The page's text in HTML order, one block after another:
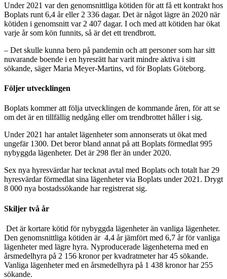
Under 2021 var den genomsnittliga kötiden för att få ett kontrakt hos
Boplats runt 6,4 år eller 2 336 dagar. Det är något lägre än 2020 när
kötiden i genomsnitt var 2 407 dagar. I och med att kötiden har ökat
varje år som kön funnits, så är det ett trendbrott.
– Det skulle kunna bero på pandemin och att personer som har sitt
nuvarande boende i en hyresrätt har varit mindre aktiva i sitt
sökande, säger Maria Meyer-Martins, vd för Boplats Göteborg.
Följer utvecklingen
Boplats kommer att följa utvecklingen de kommande åren, för att se
om det är en tillfällig nedgång eller om trendbrottet håller i sig.
Under 2021 har antalet lägenheter som annonserats ut ökat med
ungefär 1300. Det beror bland annat på att Boplats förmedlat 995
nybyggda lägenheter. Det är 298 fler än under 2020.
Sex nya hyresvärdar har tecknat avtal med Boplats och totalt har 29
hyresvärdar förmedlat sina lägenheter via Boplats under 2021. Drygt
8 000 nya bostadssökande har registrerat sig.
Skiljer två år
Det är kortare kötid för nybyggda lägenheter än vanliga lägenheter.
Den genomsnittliga kötiden är 4,4 år jämfört med 6,7 år för vanliga
lägenheter med lägre hyra. Nyproducerade lägenheterna med en
årsmedelhyra på 2 156 kronor per kvadratmeter har 45 sökande.
Vanliga lägenheter med en årsmedelhyra på 1 438 kronor har 255
sökande.